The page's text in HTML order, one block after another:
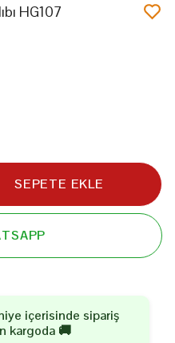
HG107
SEPETE EKLE
içerisinde sipariş
kargoda 🚚